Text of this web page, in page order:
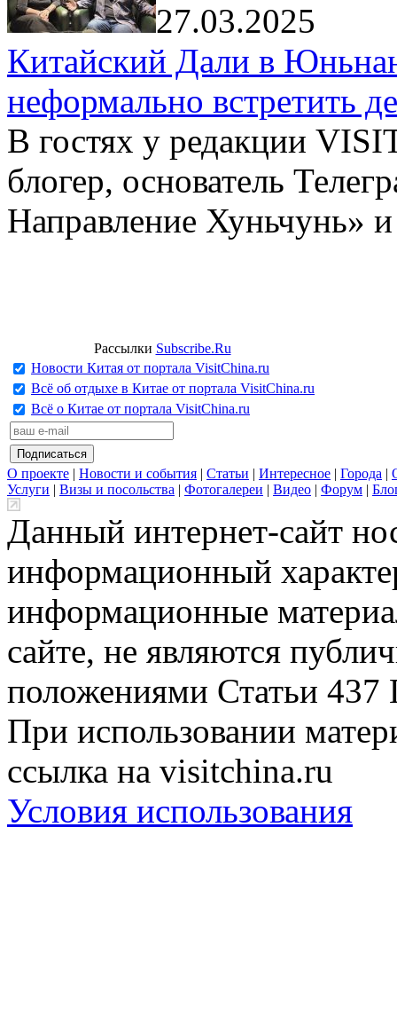
27.03.2025
Китайский Дали в
неформально встретить
В гостях у редакции
блогер, основатель
Направление Хуньчунь»
Рассылки Subscribe.Ru
Новости Китая от портала VisitChina.ru
Всё об отдыхе в Китае от портала VisitChina.ru
Всё о Китае от портала VisitChina.ru
О проекте | Новости и события | Статьи | Интересное | Города |
Услуги | Визы и посольства | Фотогалереи | Видео | Форум |
Данный интернет-сайт
информационный
информационные
сайте, не являются
положениями Статьи 437
При использовании
ссылка на visitchina.ru
Условия использования